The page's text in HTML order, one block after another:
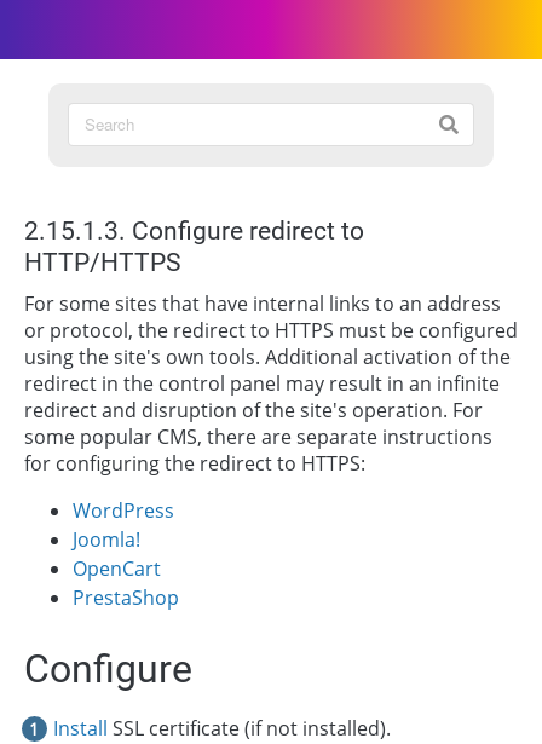
2.15.1.3. Configure redirect to
HTTP/HTTPS
For some sites that have internal links to an address
or protocol, the redirect to HTTPS must be configured
using the site's own tools. Additional activation of the
redirect in the control panel may result in an infinite
redirect and disruption of the site's operation. For
some popular CMS, there are separate instructions
for configuring the redirect to HTTPS:
WordPress
Joomla!
OpenCart
PrestaShop
Configure
Install SSL certificate (if not installed).